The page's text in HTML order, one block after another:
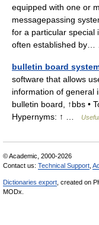
equipped with one or
messagepassing
for a particular special
often established
bulletin board
software that allows
information of general
bulletin board, ↑bbs •
Hypernyms: ↑ …
© Academic, 2000-2026
Contact us: Technical Support
Dictionaries export , created on
MODx.